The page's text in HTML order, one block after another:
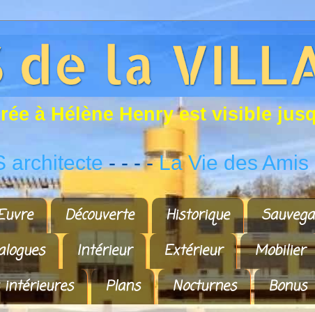
rée à Hé ène Henry est visi b e jusq
architecte- - - -La Vie des Amis
Découverte Historique
Intérieur Extérieur Mobilier
intérieures Plans Nocturnes Bonus